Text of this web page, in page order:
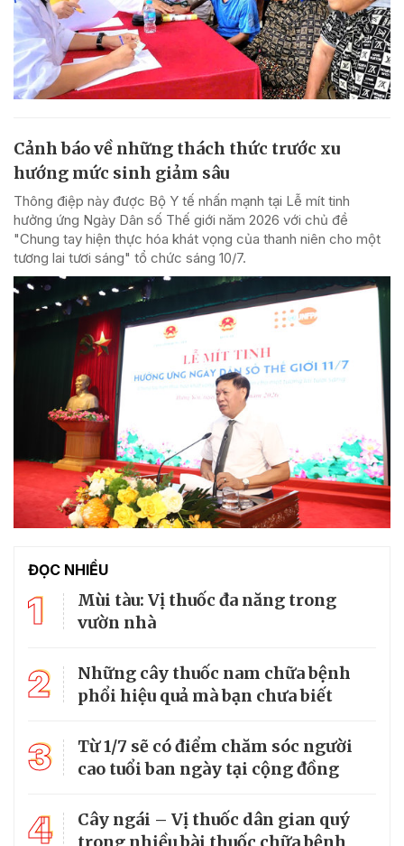
Cảnh báo về những thách thức trước xu
hướng mức sinh giảm sâu
Thông điệp này được Bộ Y tế nhấn mạnh tại Lễ mít tinh
hưởng ứng Ngày Dân số Thế giới năm 2026 với chủ đề
"Chung tay hiện thực hóa khát vọng của thanh niên cho một
tương lai tươi sáng" tổ chức sáng 10/7.
ĐỌC NHIỀU
1
Mùi tàu: Vị thuốc đa năng trong
vườn nhà
2
Những cây thuốc nam chữa bệnh
phổi hiệu quả mà bạn chưa biết
3
Từ 1/7 sẽ có điểm chăm sóc người
cao tuổi ban ngày tại cộng đồng
4
Cây ngái – Vị thuốc dân gian quý
trong nhiều bài thuốc chữa bệnh